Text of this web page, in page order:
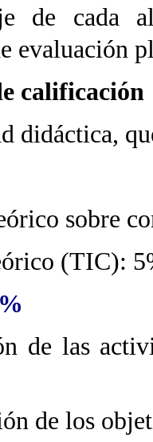
de cada
evaluación
calificación
didáctica,
sobre
(TIC):
de las
de los